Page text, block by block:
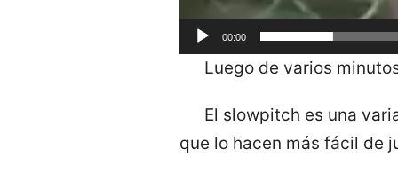
00:00
Luego de varios
El slowpitch es una
que lo hacen más fácil de